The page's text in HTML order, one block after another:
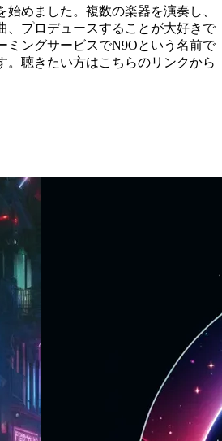
始めました。複数の楽器を演奏し、
、プロデュースすることが大好きで
ミングサービスでN9Oという名前で
。聴きたい方はこちらのリンクから